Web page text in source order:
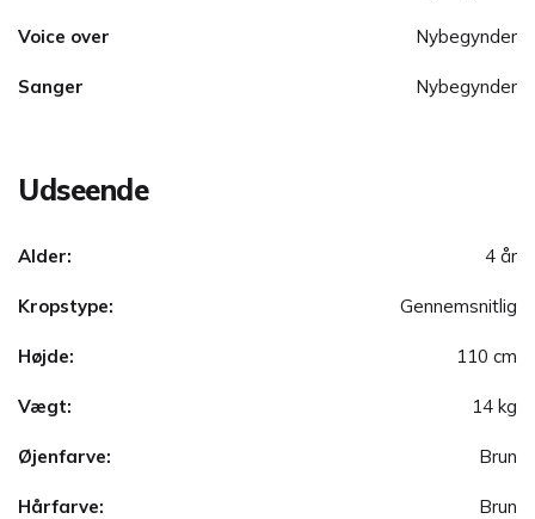
Voice over Nybegynder
Sanger Nybegynder
Udseende
Alder: 4 år
Kropstype: Gennemsnitlig
Højde: 110 cm
Vægt: 14 kg
Øjenfarve: Brun
Hårfarve: Brun